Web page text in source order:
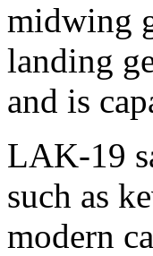
midwing
landing
and is
LAK-19
such as
modern